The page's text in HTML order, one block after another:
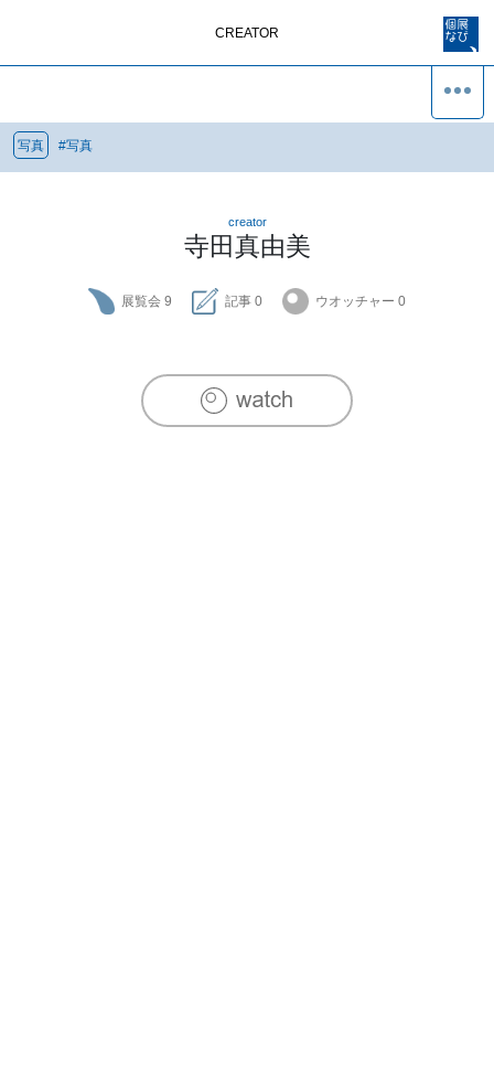
CREATOR
写真 #写真
creator
寺田真由美
展覧会 9 記事 0 ウオッチャー 0